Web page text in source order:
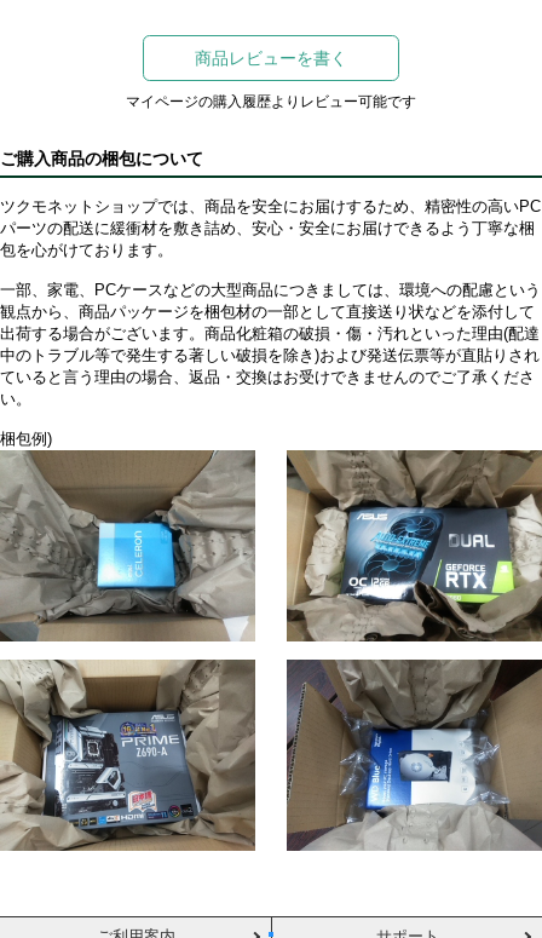
商品レビューを書く
マイページの購入履歴よりレビュー可能です
ご購入商品の梱包について
ツクモネットショップでは、商品を安全にお届けするため、精密性の高いPC
パーツの配送に緩衝材を敷き詰め、安心・安全にお届けできるよう丁寧な梱
包を心がけております。
一部、家電、PCケースなどの大型商品につきましては、環境への配慮という
観点から、商品パッケージを梱包材の一部として直接送り状などを添付して
出荷する場合がございます。商品化粧箱の破損・傷・汚れといった理由(配達
中のトラブル等で発生する著しい破損を除き)および発送伝票等が直貼りされ
ていると言う理由の場合、返品・交換はお受けできませんのでご了承くださ
い。
梱包例)